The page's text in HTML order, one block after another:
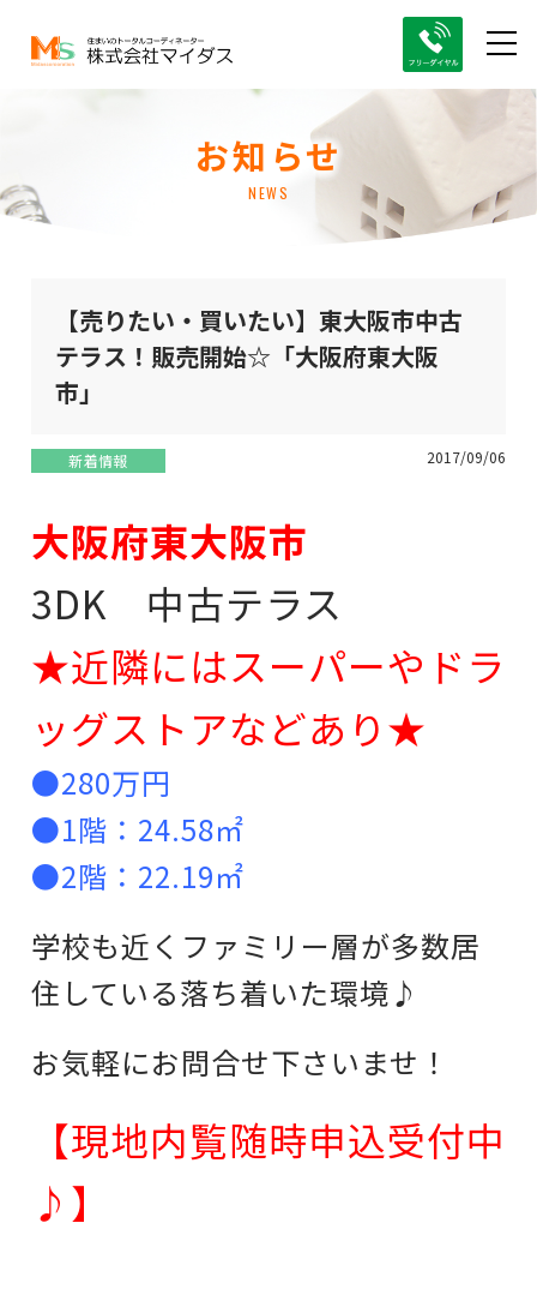
お知らせ
NEWS
【売りたい・買いたい】東大阪市中古
テラス！販売開始☆「大阪府東大阪
市」
新着情報 2017/09/06
大阪府東大阪市
3DK 中古テラス
★近隣にはスーパーやドラ
ッグストアなどあり★
●280万円
●1階：24.58㎡
●2階：22.19㎡
学校も近くファミリー層が多数居
住している落ち着いた環境♪
お気軽にお問合せ下さいませ！
【現地内覧随時申込受付中
♪】